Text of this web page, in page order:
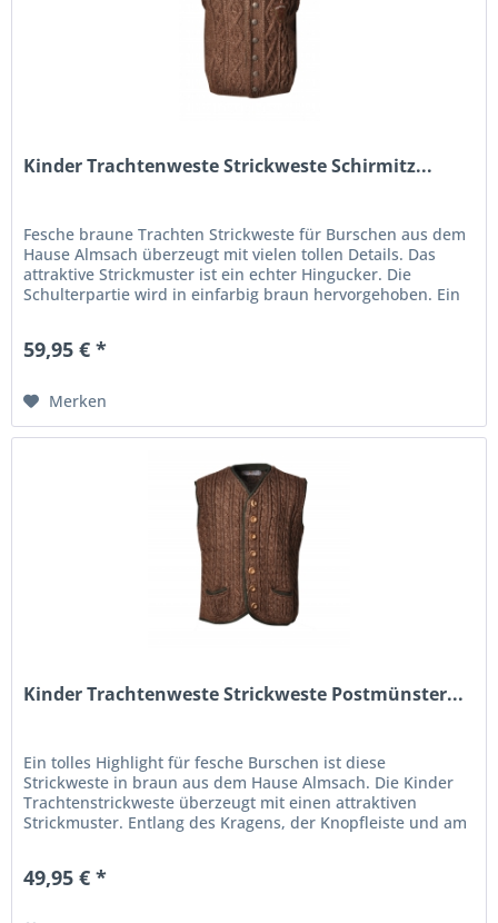
Kinder Trachtenweste Strickweste Schirmitz...
Fesche braune Trachten Strickweste für Burschen aus dem
Hause Almsach überzeugt mit vielen tollen Details. Das
attraktive Strickmuster ist ein echter Hingucker. Die
Schulterpartie wird in einfarbig braun hervorgehoben. Ein
59,95 € *
Merken
Kinder Trachtenweste Strickweste Postmünster...
Ein tolles Highlight für fesche Burschen ist diese
Strickweste in braun aus dem Hause Almsach. Die Kinder
Trachtenstrickweste überzeugt mit einen attraktiven
Strickmuster. Entlang des Kragens, der Knopfleiste und am
49,95 € *